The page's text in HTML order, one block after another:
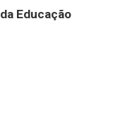
da Educação